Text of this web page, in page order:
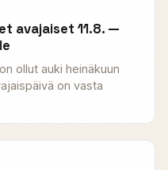
avajaiset 11.8. —
ollut auki heinäkuun
on vasta